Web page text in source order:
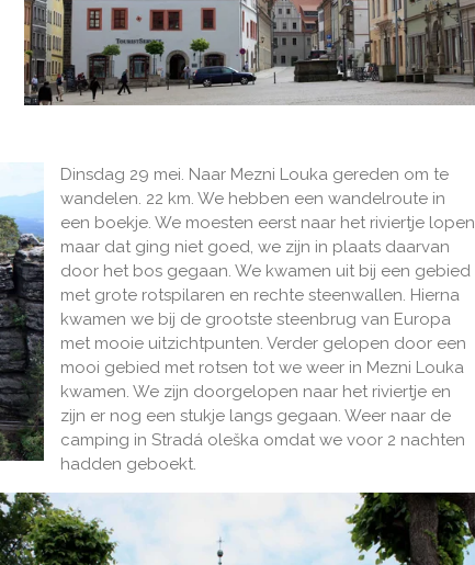
Dinsdag 29 mei. Naar Mezni Louka gereden om te
wandelen. 22 km. We hebben een wandelroute in
een boekje. We moesten eerst naar het riviertje lopen
maar dat ging niet goed, we zijn in plaats daarvan
door het bos gegaan. We kwamen uit bij een gebied
met grote rotspilaren en rechte steenwallen. Hierna
kwamen we bij de grootste steenbrug van Europa
met mooie uitzichtpunten. Verder gelopen door een
mooi gebied met rotsen tot we weer in Mezni Louka
kwamen. We zijn doorgelopen naar het riviertje en
zijn er nog een stukje langs gegaan. Weer naar de
camping in Stradá oleška omdat we voor 2 nachten
hadden geboekt.